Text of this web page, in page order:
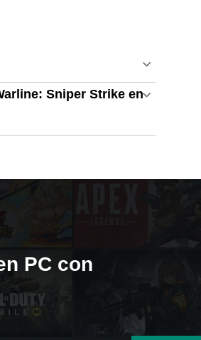
Sniper Strike en
PC con